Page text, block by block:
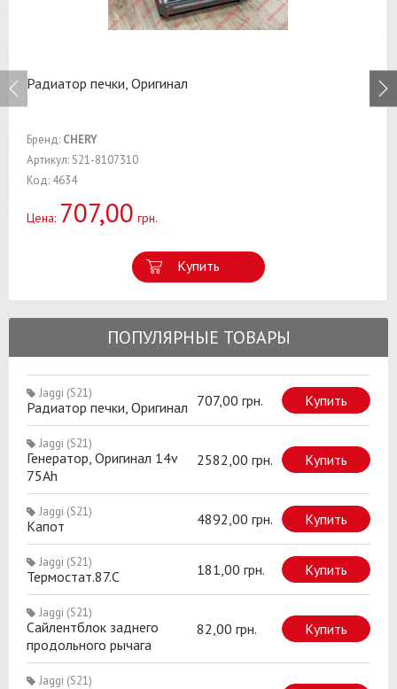
Радиатор печки, Оригинал
Бренд: CHERY
Артикул: S21-8107310
Код: 4634
Цена: 707,00 грн.
Купить
ПОПУЛЯРНЫЕ ТОВАРЫ
Jaggi (S21)
Радиатор печки, Оригинал 707,00 грн. Купить
Jaggi (S21)
Генератор, Оригинал 14v
75Ah
2582,00 грн. Купить
Jaggi (S21)
Капот 4892,00 грн. Купить
Jaggi (S21)
Термостат.87.C 181,00 грн. Купить
Jaggi (S21)
Сайлентблок заднего
продольного рычага
82,00 грн. Купить
Jaggi (S21)